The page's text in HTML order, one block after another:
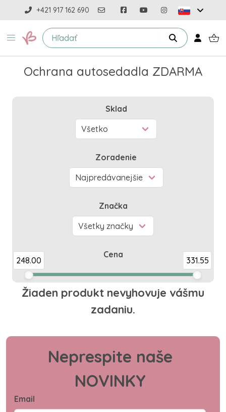
+421 917 162 690
Ochrana autosedadla ZDARMA
Sklad
Zoradenie
Značka
Cena
248.00 331.55
Žiaden produkt nevyhovuje vášmu
zadaniu.
Neprespite naše
NOVINKY
Email